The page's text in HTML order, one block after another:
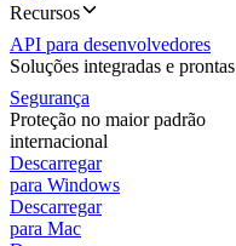
Recursos
API para desenvolvedores
Soluções integradas e prontas
Segurança
Proteção no maior padrão
internacional
Descarregar
para Windows
Descarregar
para Mac